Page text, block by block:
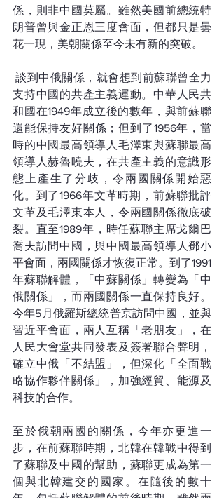
係，則非中國莫屬。雖然美國前總統特
朗普曾與金正恩三度會面，但都只是曇
花一現，美朝關係至今未有新的突破。
談到中俄關係，就會想到前蘇聯曾全力
支持中國的共產主義運動。中華人民共
和國在1949年成立後的數年，與前蘇聯
還能保持友好關係；但到了1956年，當
時的中國最高領導人毛澤東與蘇聯最高
領導人赫魯曉夫，在共產主義的意識形
態上產生了分歧，令兩國關係開始惡
化。到了1966年文革時期，前蘇聯批評
文革及毛澤東本人，令兩國關係徹底破
裂。直至1989年，時任蘇聯主席戈爾巴
喬夫訪問中國，與中國最高領導人鄧小
平會面，兩國關係才恢復正常。到了1991
年蘇聯解體，「中蘇關係」轉變為「中
俄關係」，而兩國關係一直保持良好。
今年5月俄羅斯總統普京訪問中國，並與
習近平會面，兩人互稱「老朋友」，在
人民大會堂共同發表及簽署聯合聲明，
確立中俄「不結盟」，但深化「全面戰
略協作夥伴關係」，加強經貿、能源及
科技的合作。
至於俄朝兩國的關係，今年亦更進一
步，在前蘇聯時期，北韓在韓戰中得到
了蘇聯及中國的幫助，蘇聯更成為第一
個與北韓建交的國家。在隨後的數十